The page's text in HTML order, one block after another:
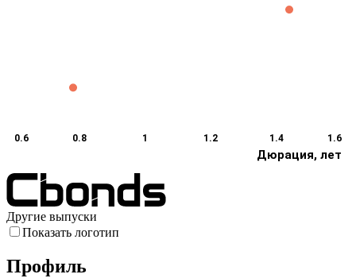
Дюрация, лет
0.6 0.8 1 1.2 1.4 1.6
Другие выпуски
Показать логотип
Профиль